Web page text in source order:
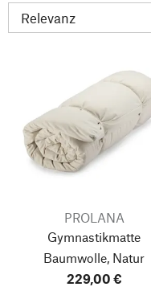
PROLANA
Gymnastikmatte
Baumwolle, Natur
229,00 €